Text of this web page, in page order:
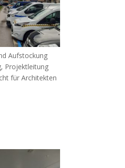
Aufstockung
Projektleitung
für Architekten